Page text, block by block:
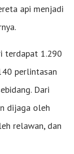
api menjadi
terdapat 1.290
perlintasan
Dari
dijaga oleh
relawan, dan